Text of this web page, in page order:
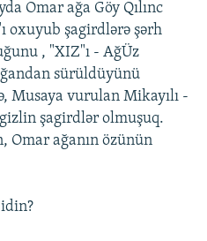
Omar ağa Göy Qılınc
oxuyub şagirdlərə şərh
, "XIZ"ı - AğÜz
sürüldüyünü
Musaya vurulan Mikayılı -
şagirdlər olmuşuq.
Omar ağanın özünün